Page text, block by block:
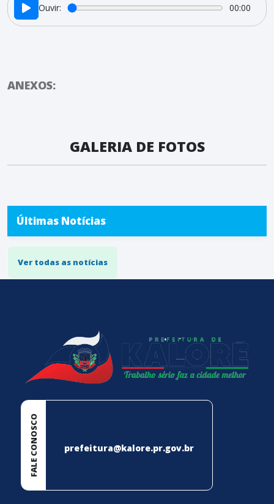
Ouvir: 00:00
ANEXOS:
GALERIA DE FOTOS
Últimas Notícias
Ver todas as notícias
FALE CONOSCO prefeitura@kalore.pr.gov.br